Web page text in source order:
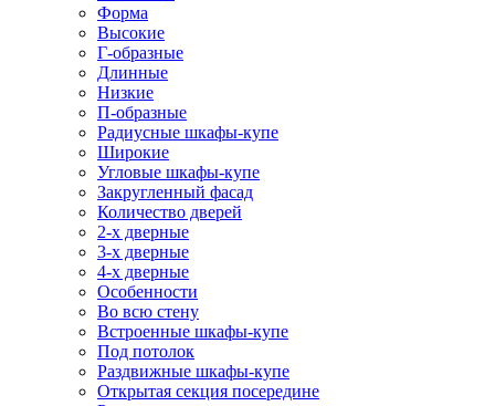
Форма
Высокие
Г-образные
Длинные
Низкие
П-образные
Радиусные шкафы-купе
Широкие
Угловые шкафы-купе
Закругленный фасад
Количество дверей
2-х дверные
3-х дверные
4-х дверные
Особенности
Во всю стену
Встроенные шкафы-купе
Под потолок
Раздвижные шкафы-купе
Открытая секция посередине